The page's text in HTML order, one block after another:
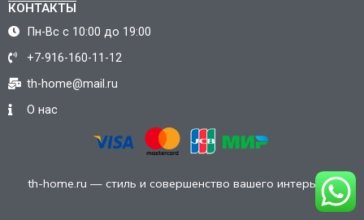
КОНТАКТЫ
Пн-Вс с 10:00 до 19:00
+7-916-160-11-12
th-home@mail.ru
О нас
th-home.ru — стиль и совершенство вашего интерьера